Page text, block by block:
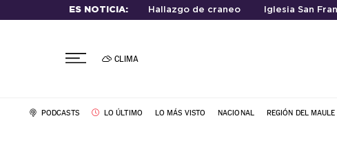
ES NOTICIA: Hallazgo de craneo Iglesia San
CLIMA
PODCASTS LO ÚLTIMO LO MÁS VISTO NACIONAL REGIÓN DEL MAULE